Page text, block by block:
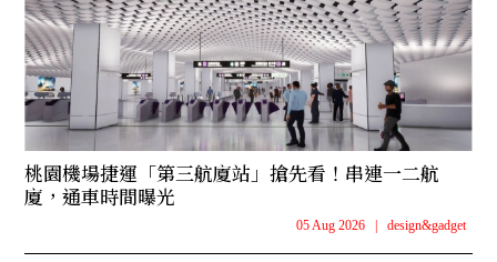
桃園機場捷運「第三航廈站」搶先看！串連一二航
廈，通車時間曝光
05 Aug 2026 design&gadget